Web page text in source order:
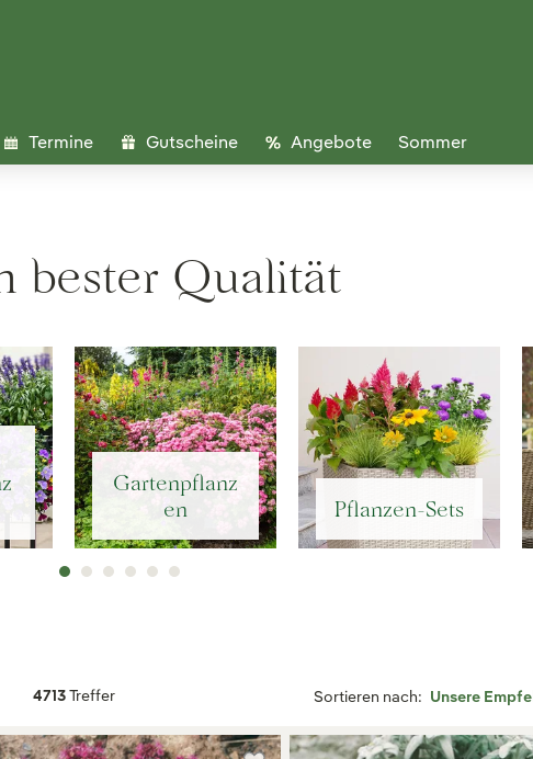
Termine Gutscheine Angebote Sommer
bester Qualität
Gartenpflanz
en
Pflanzen-Sets
4713Treffer Sortieren nach: